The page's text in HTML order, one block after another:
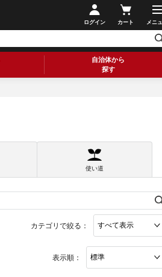
ログイン カート メニ
自治体から
探す
使い道
カテゴリで絞る：
表示順：